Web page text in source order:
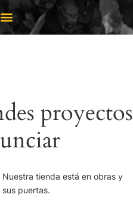
proyectos
tienda está en obras y
puertas.